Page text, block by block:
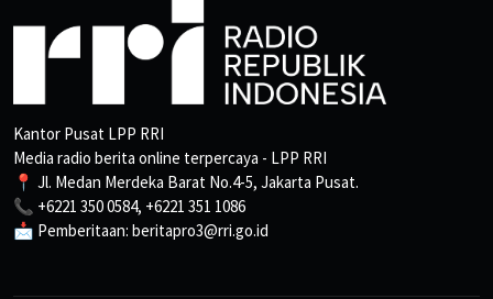
Kantor Pusat LPP RRI
Media radio berita online terpercaya - LPP RRI
📍 Jl. Medan Merdeka Barat No.4-5, Jakarta Pusat.
📞 +6221 350 0584, +6221 351 1086
📩 Pemberitaan: beritapro3@rri.go.id